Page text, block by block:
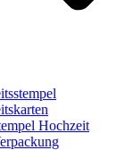
Hochzeit